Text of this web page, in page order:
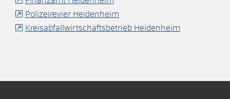
Polizeirevier Heidenheim
Kreisabfallwirtschaftsbetrieb Heidenheim